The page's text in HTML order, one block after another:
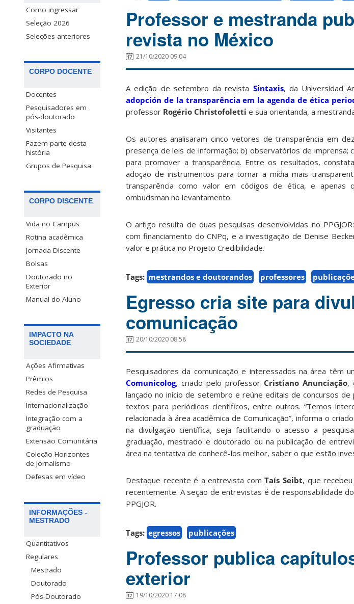
Como ingressar
Seleção 2026
Seleções anteriores
CORPO DOCENTE
Docentes
Pesquisadores em
pós-doutorado
Visitantes
Fazem parte desta
história
Grupos de Pesquisa
CORPO DISCENTE
Vida no Campus
Rotina acadêmica
Jornada Discente
Bolsas
Doutorado no
Exterior
Manual do Aluno
IMPACTO NA
SOCIEDADE
Ações Afirmativas
Prêmios
Redes de Pesquisa
Internacionalização
Integração com a
graduação
Extensão Comunitária
Coleção Horizontes
de Jornalismo
Defesas em vídeo
INFORMAÇÕES -
MESTRADO
Quantitativos
Regulares
Mestrado
Doutorado
Pós-Doutorado
Professor e mestranda
revista no México
21/10/2020 09:04
A edição de setembro da revista Sintaxis, da Universidad
adopción de la transparência em la agenda de ética
professor Rogério Christofoletti e sua orientanda, a
Os autores analisaram cinco vetores de transparência em
presença de leis de informação; b) observatórios de imprensa;
para promover a transparência. Entre os resultados,
adoção de instrumentos para tornar a mídia mais
transparência como valor em códigos de ética, e apenas
ombudsman no levantamento.
O artigo resulta de duas pesquisas desenvolvidas no
com financiamento do CNPq, e a investigação de Denise
valor e prática no Projeto Credibilidade.
Tags: mestrandos e doutorandos professores
Egresso cria site para
comunicação
20/10/2020 08:58
Pesquisadores da comunicação e interessados na área têm
Comunicolog, criado pelo professor Cristiano Anunciação,
lançado no início de setembro e reúne editais de concursos
textos para periódicos científicos, entre outros. “Temos
relacionada à área acadêmica de Comunicação”, informa o
na divulgação científica, seja facilitando o acesso a
graduação, mestrado e doutorado ou na publicação de
área na tentativa de conhecê-los melhor, saber o que estão
Destaque recente é a entrevista comTaís Seibt, que
recentemente. A seção de entrevistas é de responsabilidade
PPGJOR.
Tags: egressos publicações
Professor publica
exterior
19/10/2020 17:08